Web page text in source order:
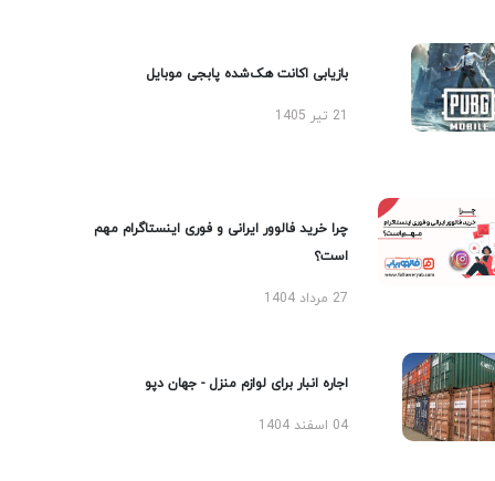
بازیابی اکانت هک‌شده پابجی موبایل
چرا خرید فالوور ایرانی و فوری اینستاگرام مهم
است؟
27 مرداد 1404
اجاره انبار برای لوازم منزل - جهان دپو
04 اسفند 1404